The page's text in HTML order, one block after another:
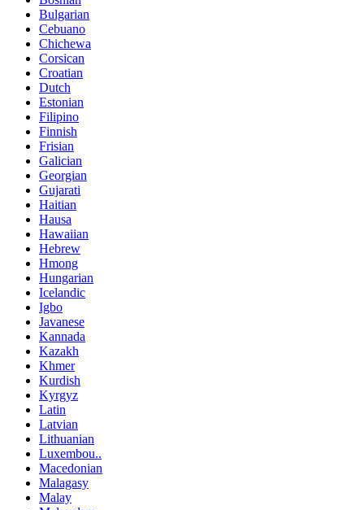
Bulgarian
Cebuano
Chichewa
Corsican
Croatian
Dutch
Estonian
Filipino
Finnish
Frisian
Galician
Georgian
Gujarati
Haitian
Hausa
Hawaiian
Hebrew
Hmong
Hungarian
Icelandic
Igbo
Javanese
Kannada
Kazakh
Khmer
Kurdish
Kyrgyz
Latin
Latvian
Lithuanian
Luxembou..
Macedonian
Malagasy
Malay